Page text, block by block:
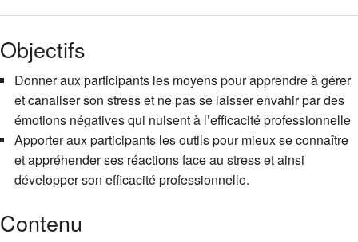
Objectifs
Donner aux participants les moyens pour apprendre à gérer
et canaliser son stress et ne pas se laisser envahir par des
émotions négatives qui nuisent à l’efficacité professionnelle
Apporter aux participants les outils pour mieux se connaître
et appréhender ses réactions face au stress et ainsi
développer son efficacité professionnelle.
Contenu